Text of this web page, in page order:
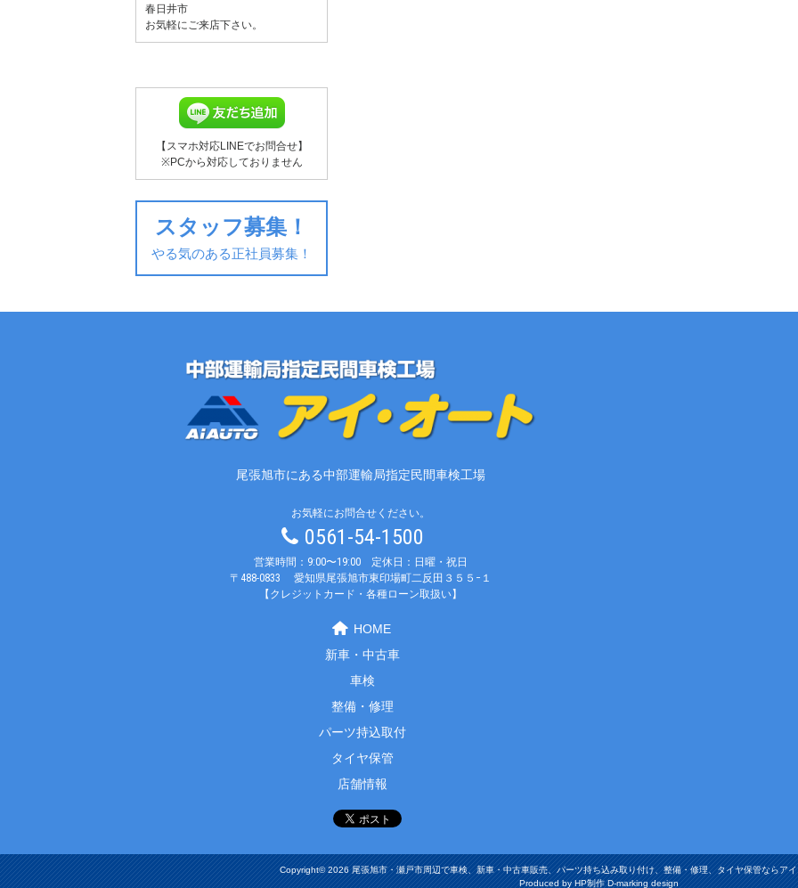
春日井市
お気軽にご来店下さい。
【スマホ対応LINEでお問合せ】
※PCから対応しておりません
スタッフ募集！
やる気のある正社員募集！
尾張旭市にある中部運輸局指定民間車検工場
お気軽にお問合せください。
0561-54-1500
営業時間：9:00〜19:00 定休日：日曜・祝日
〒488-0833
愛知県尾張旭市東印場町二反田３５５−１
【クレジットカード・各種ローン取扱い】
HOME
新車・中古車
車検
整備・修理
パーツ持込取付
タイヤ保管
店舗情報
Copyright© 2026 尾張旭市・瀬戸市周辺で車検、新車・中古車販売、パーツ持ち込み取り付け、整備・修理、タイヤ保管ならア
Produced by HP制作 D-marking design